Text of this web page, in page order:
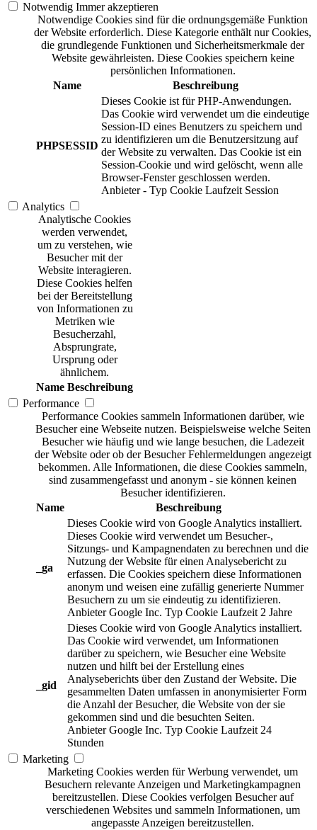
Notwendig Immer akzeptieren
Notwendige Cookies sind für die ordnungsgemäße Funktion
der Website erforderlich. Diese Kategorie enthält nur Cookies,
die grundlegende Funktionen und Sicherheitsmerkmale der
Website gewährleisten. Diese Cookies speichern keine
persönlichen Informationen.
Name
Beschreibung
PHPSESSID
Dieses Cookie ist für PHP-Anwendungen.
Das Cookie wird verwendet um die eindeutige
Session-ID eines Benutzers zu speichern und
zu identifizieren um die Benutzersitzung auf
der Website zu verwalten. Das Cookie ist ein
Session-Cookie und wird gelöscht, wenn alle
Browser-Fenster geschlossen werden.
Anbieter - Typ Cookie Laufzeit Session
Analytics
Analytische Cookies
werden verwendet,
um zu verstehen, wie
Besucher mit der
Website interagieren.
Diese Cookies helfen
bei der Bereitstellung
von Informationen zu
Metriken wie
Besucherzahl,
Absprungrate,
Ursprung oder
ähnlichem.
Name Beschreibung
Performance
Performance Cookies sammeln Informationen darüber, wie
Besucher eine Webseite nutzen. Beispielsweise welche Seiten
Besucher wie häufig und wie lange besuchen, die Ladezeit
der Website oder ob der Besucher Fehlermeldungen angezeigt
bekommen. Alle Informationen, die diese Cookies sammeln,
sind zusammengefasst und anonym - sie können keinen
Besucher identifizieren.
Name
Beschreibung
_ga
Dieses Cookie wird von Google Analytics installiert.
Dieses Cookie wird verwendet um Besucher-,
Sitzungs- und Kampagnendaten zu berechnen und die
Nutzung der Website für einen Analysebericht zu
erfassen. Die Cookies speichern diese Informationen
anonym und weisen eine zufällig generierte Nummer
Besuchern zu um sie eindeutig zu identifizieren.
Anbieter Google Inc. Typ Cookie Laufzeit 2 Jahre
_gid
Dieses Cookie wird von Google Analytics installiert.
Das Cookie wird verwendet, um Informationen
darüber zu speichern, wie Besucher eine Website
nutzen und hilft bei der Erstellung eines
Analyseberichts über den Zustand der Website. Die
gesammelten Daten umfassen in anonymisierter Form
die Anzahl der Besucher, die Website von der sie
gekommen sind und die besuchten Seiten.
Anbieter Google Inc. Typ Cookie Laufzeit 24
Stunden
Marketing
Marketing Cookies werden für Werbung verwendet, um
Besuchern relevante Anzeigen und Marketingkampagnen
bereitzustellen. Diese Cookies verfolgen Besucher auf
verschiedenen Websites und sammeln Informationen, um
angepasste Anzeigen bereitzustellen.